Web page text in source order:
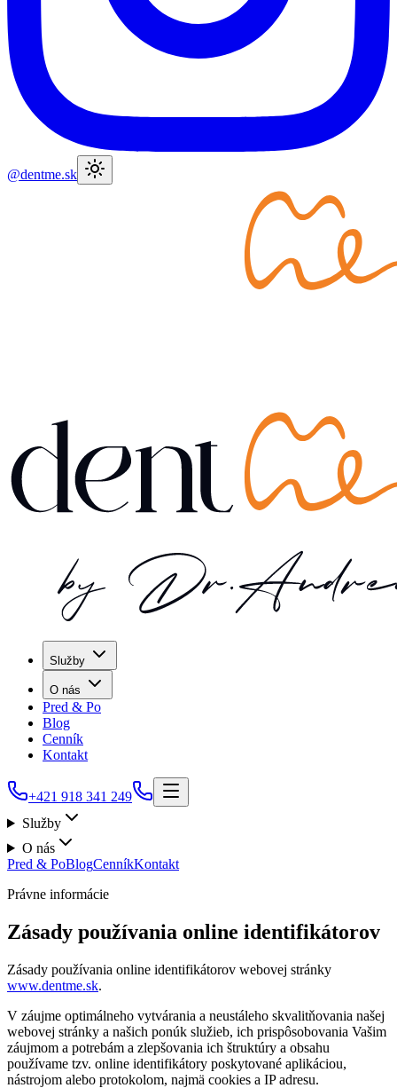
@dentme.sk
Služby
O nás
Pred & Po
Blog
Cenník
Kontakt
+421 918 341 249
Služby
O nás
Pred & PoBlogCenníkKontakt
Právne informácie
Zásady používania online identifikátorov
Zásady používania online identifikátorov webovej stránky
www.dentme.sk.
V záujme optimálneho vytvárania a neustáleho skvalitňovania našej
webovej stránky a našich ponúk služieb, ich prispôsobovania Vašim
záujmom a potrebám a zlepšovania ich štruktúry a obsahu
používame tzv. online identifikátory poskytované aplikáciou,
nástrojom alebo protokolom, najmä cookies a IP adresu.